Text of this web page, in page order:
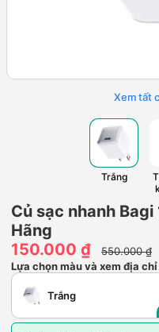
Xem tất
Trắng
Củ sạc nhanh
Hãng
150.000 ₫
550.000 ₫
Lựa chọn màu và xem địa
Trắng